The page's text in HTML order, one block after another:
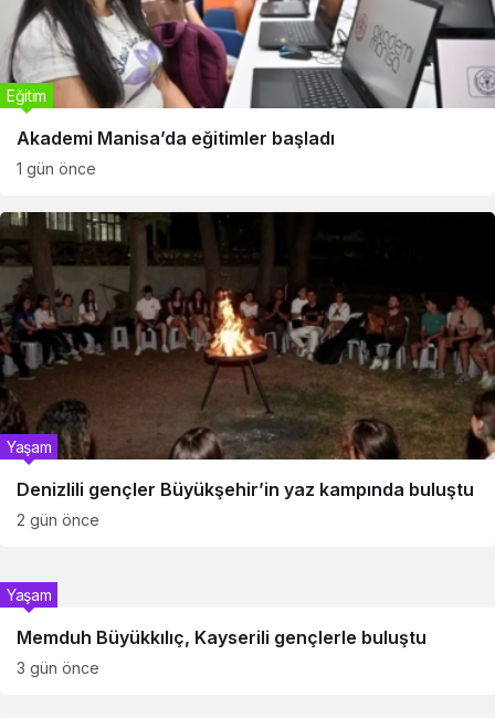
Akademi Manisa’da eğitimler başladı
Eğitim
1 gün önce
Denizlili gençler Büyükşehir’in yaz kampında buluştu
Yaşam
2 gün önce
Memduh Büyükkılıç, Kayserili gençlerle buluştu
Yaşam
3 gün önce